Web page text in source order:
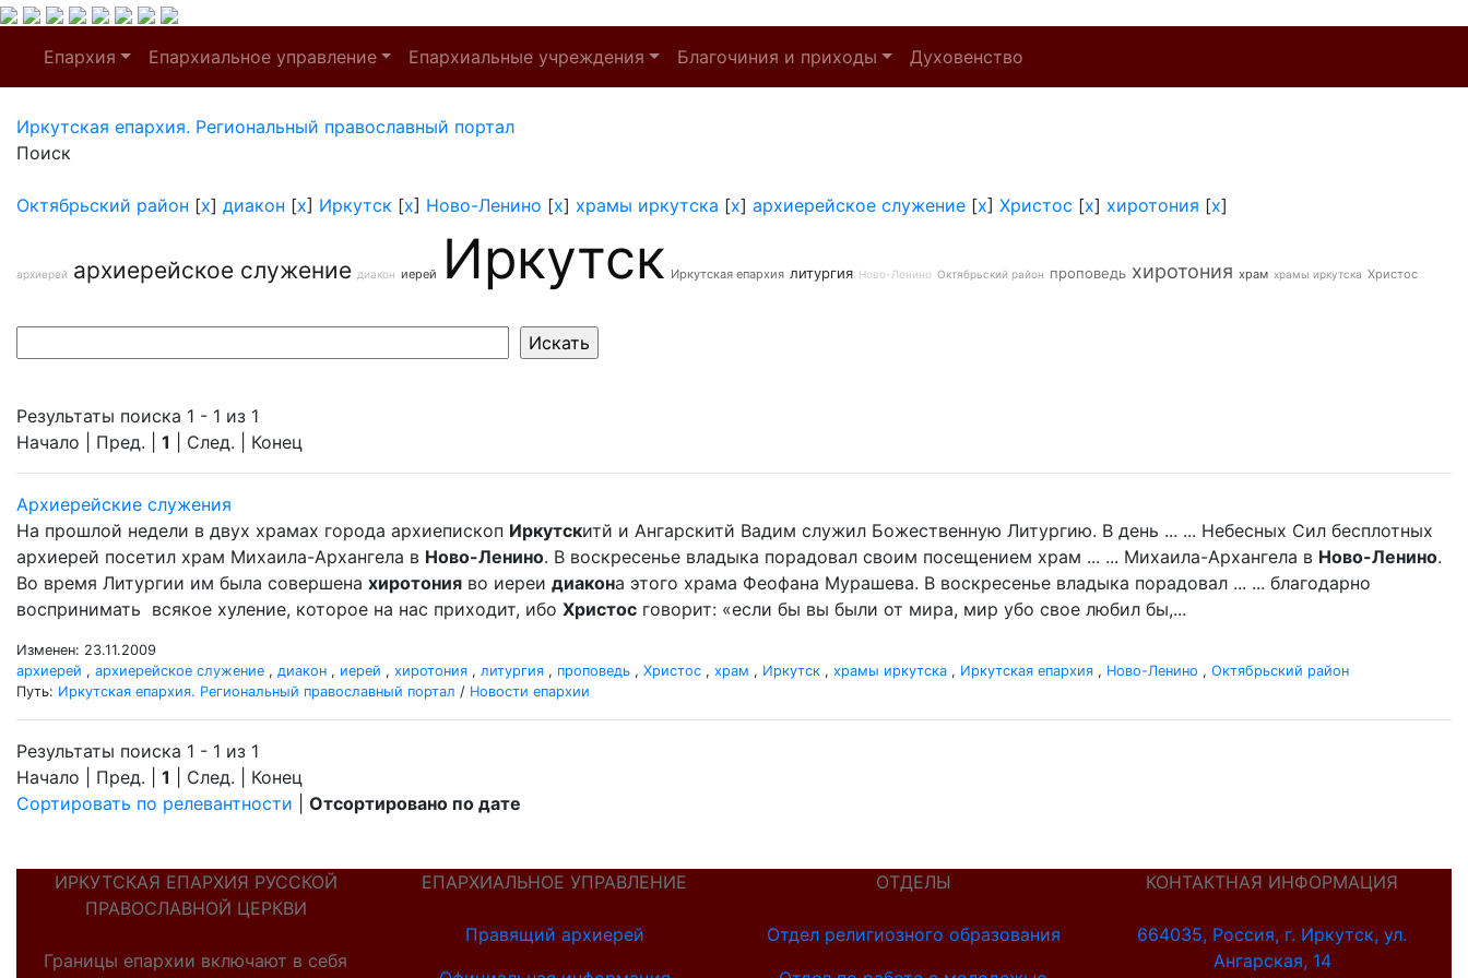
Епархия Епархиальное управление Епархиальные учреждения Благочиния и приходы Духовенство
Иркутская епархия. Региональный православный портал
Поиск
Октябрьский район [x] диакон [x] Иркутск [x] Ново-Ленино [x] храмы иркутска [x] архиерейское служение [x] Христос [x] хиротония [x]
архиерей архиерейское служение диакон иерей Иркутск Иркутская епархия литургия Ново-Ленино Октябрьский район проповедь хиротония храм храмы иркутска Христос
Результаты поиска 1 - 1 из 1
Начало | Пред. | 1 | След. | Конец
Архиерейские служения
На прошлой недели в двух храмах города архиепископ Иркутскитй и Ангарскитй Вадим служил Божественную Литургию. В день ... ... Небесных Сил бесплотных
архиерей посетил храм Михаила-Архангела в Ново-Ленино. В воскресенье владыка порадовал своим посещением храм ... ... Михаила-Архангела в Ново-Ленино.
Во время Литургии им была совершена хиротония во иереи диакона этого храма Феофана Мурашева. В воскресенье владыка порадовал ... ... благодарно
воспринимать всякое хуление, которое на нас приходит, ибо Христос говорит: «если бы вы были от мира, мир убо свое любил бы,...
Изменен: 23.11.2009
архиерей , архиерейское служение , диакон , иерей , хиротония , литургия , проповедь , Христос , храм , Иркутск , храмы иркутска , Иркутская епархия , Ново-Ленино , Октябрьский район
Путь: Иркутская епархия. Региональный православный портал / Новости епархии
Результаты поиска 1 - 1 из 1
Начало | Пред. | 1 | След. | Конец
Сортировать по релевантности
Отсортировано по дате
ИРКУТСКАЯ ЕПАРХИЯ РУССКОЙ
ПРАВОСЛАВНОЙ ЦЕРКВИ
Границы епархии включают в себя
ЕПАРХИАЛЬНОЕ УПРАВЛЕНИЕ
Правящий архиерей
ОТДЕЛЫ
Отдел религиозного образования
КОНТАКТНАЯ ИНФОРМАЦИЯ
664035, Россия, г. Иркутск, ул.
Ангарская, 14